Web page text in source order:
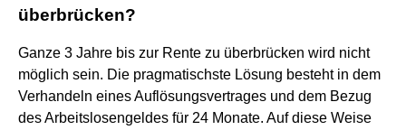
überbrücken?
Ganze 3 Jahre bis zur Rente zu überbrücken wird nicht
möglich sein. Die pragmatischste Lösung besteht in dem
Verhandeln eines Auflösungsvertrages und dem Bezug
des Arbeitslosengeldes für 24 Monate. Auf diese Weise